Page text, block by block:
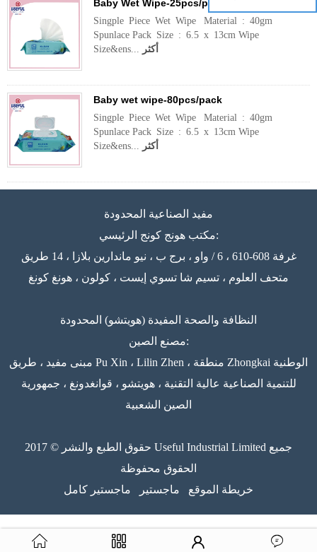
Baby Wet Wipe-25pcs/pack
Singple Piece Wet Wipe Material : 40gm
Spunlace Pack Size : 6.5 x 13cm Wipe
Size&ens... أكثر
Baby wet wipe-80pcs/pack
Singple Piece Wet Wipe Material : 40gm
Spunlace Pack Size : 6.5 x 13cm Wipe
Size&ens... أكثر
مفيد الصناعية المحدودة
مكتب هونج كونج الرئيسي:
غرفة 608-610 ، 6 / واو ، برج ب ، نيو ماندارين بلازا ، 14 طريق
متحف العلوم ، تسيم شا تسوي إيست ، كولون ، هونغ كونغ
النظافة والصحة المفيدة (هويتشو) المحدودة
مصنع الصين:
مبنى مفيد ، طريق Pu Xin ، Lilin Zhen ، منطقة Zhongkai الوطنية
للتنمية الصناعية عالية التقنية ، هويتشو ، قوانغدونغ ، جمهورية
الصين الشعبية
حقوق الطبع والنشر © 2017 Useful Industrial Limited جميع
الحقوق محفوظة
خريطة الموقع
ماجستير ماجستير كامل